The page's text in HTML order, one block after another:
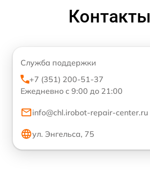
Контакты
Служба поддержки
+7 (351) 200-51-37
Ежедневно с 9:00 до 21:00
info@chl.irobot-repair-center.ru
ул. Энгельса, 75